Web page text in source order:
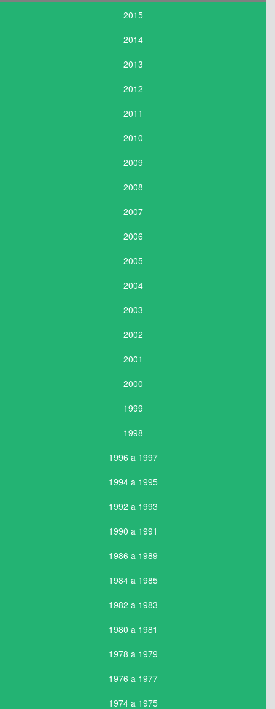
2015
2014
2013
2012
2011
2010
2009
2008
2007
2006
2005
2004
2003
2002
2001
2000
1999
1998
1996 a 1997
1994 a 1995
1992 a 1993
1990 a 1991
1986 a 1989
1984 a 1985
1982 a 1983
1980 a 1981
1978 a 1979
1976 a 1977
1974 a 1975